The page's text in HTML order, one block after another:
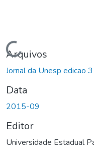
Carregando...
Arquivos
Jornal da Unesp edicao
Data
2015-09
Editor
Universidade Estadual